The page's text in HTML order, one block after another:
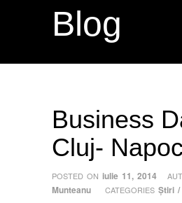
Blog
Business
Cluj-
POSTED ON iulie 11, 2014
Munteanu
CATEGORIES Ştiri /